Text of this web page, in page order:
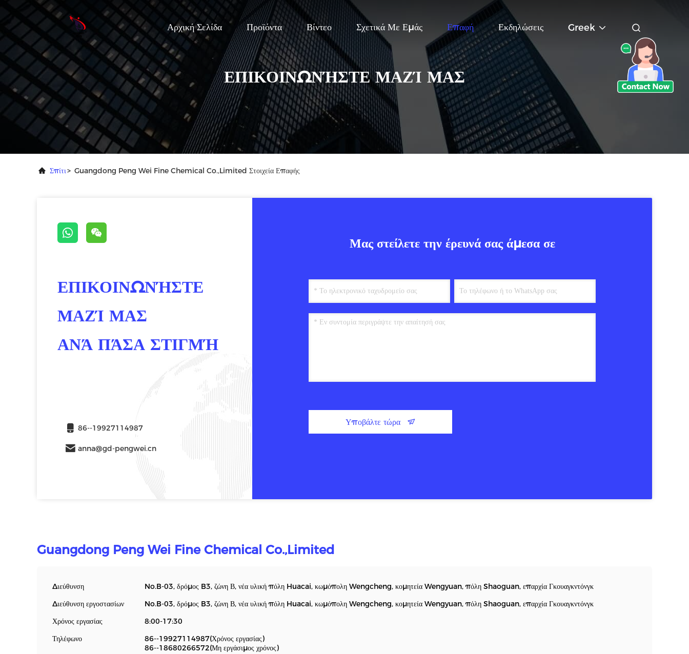
Αρχική Σελίδα Προϊόντα Βίντεο Σχετικά Με Εμάς Επαφή Εκδηλώσεις Greek
ΕΠΙΚΟΙΝΩΝΉΣΤΕ ΜΑΖΊ ΜΑΣ
Σπίτι> Guangdong Peng Wei Fine Chemical Co.,Limited Στοιχεία Επαφής
ΕΠΙΚΟΙΝΩΝΉΣΤΕ
ΜΑΖΊ ΜΑΣ
ΑΝΆ ΠΆΣΑ ΣΤΙΓΜΉ
86--19927114987
anna@gd-pengwei.cn
Μας στείλετε την έρευνά σας άμεσα σε
Υποβάλτε τώρα
Guangdong Peng Wei Fine Chemical Co.,Limited
Διεύθυνση
No.B-03, δρόμος B3, ζώνη Β, νέα υλική πόλη Huacai, κωμόπολη Wengcheng, κομητεία Wengyuan, πόλη Shaoguan, επαρχία Γκουαγκντόνγκ
Διεύθυνση εργοστασίων
No.B-03, δρόμος B3, ζώνη Β, νέα υλική πόλη Huacai, κωμόπολη Wengcheng, κομητεία Wengyuan, πόλη Shaoguan, επαρχία Γκουαγκντόνγκ
Χρόνος εργασίας
8:00-17:30
Τηλέφωνο
86--19927114987(Χρόνος εργασίας)
86--18680266572(Μη εργάσιμος χρόνος)